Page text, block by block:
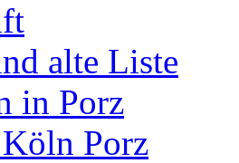
alte Liste
in Porz
Porz